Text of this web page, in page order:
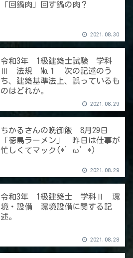
「回鍋肉」回す鍋の肉？
2021.08.30
令和3年 1級建築士試験 学科
Ⅲ 法規 №１ 次の記述のう
ち、建築基準法上、誤っているも
のはどれか。
2021.08.29
ちかるさんの晩御飯 8月29日
「徳島ラーメン」 昨日は仕事が
忙しくてマック(*’ω’*)
2021.08.29
令和3年 1級建築士 学科Ⅱ 環
境・設備 環境設備に関する記
述。
2021.08.28